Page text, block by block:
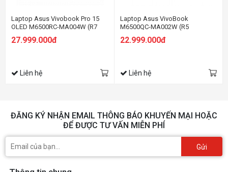
Laptop Asus Vivobook Pro 15
OLED M6500RC-MA004W (R7
SSD/15.6 2.8K/RTX3050
27.999.000đ
Liên hệ
Laptop Asus VivoBook
M6500QC-MA002W (R5
SSD/15.6 2.8K/RTX3050
22.999.000đ
Liên hệ
ĐĂNG KÝ NHẬN EMAIL THÔNG BÁO KHUYẾN MẠI HOẶC
ĐỂ ĐƯỢC TƯ VẤN MIỄN PHÍ
Gửi